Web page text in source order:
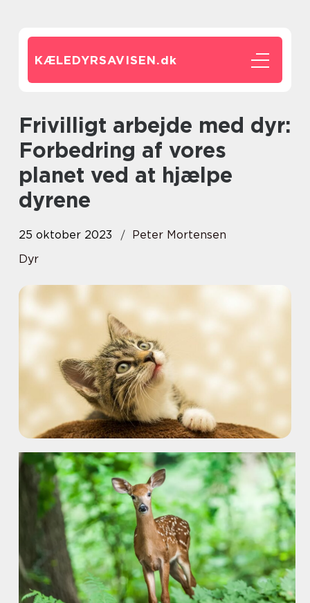
KÆLEDYRSAVISEN.dk
Frivilligt arbejde med dyr:
Forbedring af vores
planet ved at hjælpe
dyrene
25 oktober 2023
Peter Mortensen
Dyr